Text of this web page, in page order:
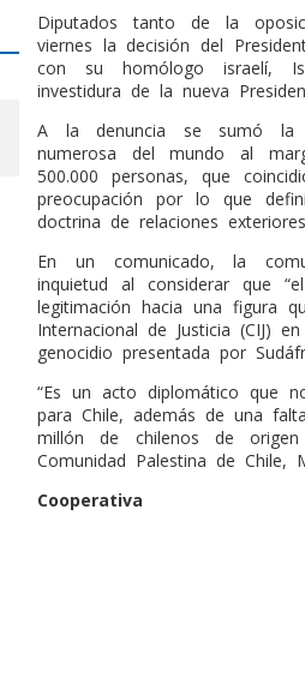
Diputados tanto de la
viernes la decisión del
con su homólogo israelí,
investidura de la nueva
A la denuncia se sumó la
numerosa del mundo al
500.000 personas, que
preocupación por lo que
doctrina de relaciones
En un comunicado, la
inquietud al considerar que
legitimación hacia una figura
Internacional de Justicia (CIJ)
genocidio presentada por
“Es un acto diplomático que
para Chile, además de una
millón de chilenos de
Comunidad Palestina de Chile,
Cooperativa